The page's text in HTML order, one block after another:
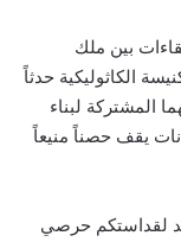
بين ملك
الكاثوليكية حدثاً
المشتركة لبناء
يقف حصناً منيعاً
لقداستكم حرصي